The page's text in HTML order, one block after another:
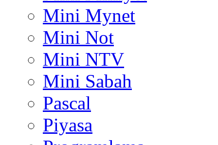
Mini Mynet
Mini Not
Mini NTV
Mini Sabah
Pascal
Piyasa